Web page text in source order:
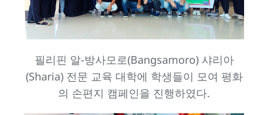
필리핀 알-방사모로(Bangsamoro) 샤리아
(Sharia) 전문 교육 대학에 학생들이 모여 평화
의 손편지 캠페인을 진행하였다.